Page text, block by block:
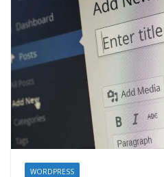
WORDPRESS